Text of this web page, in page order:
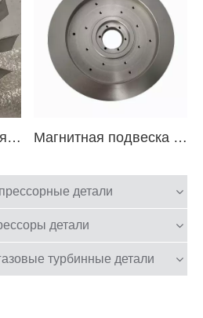
Обоперация вентилятора алюминиевого вентилятора по 5 Осиноволочным обрабатывающим центру с ЧПУ Магнитная подвеска вентилятор алюминиевого подшипника для трех оси с ЧПУ
детали
детали
турбинные детали